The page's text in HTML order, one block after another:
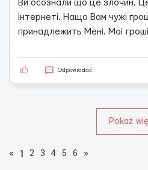
Ви осознали що це злочин.
інтернеті. Нащо Вам чужі
принадлежить Мені. Мої
Odpowiadać
Pokaż
« 2 3 4 5 6 »